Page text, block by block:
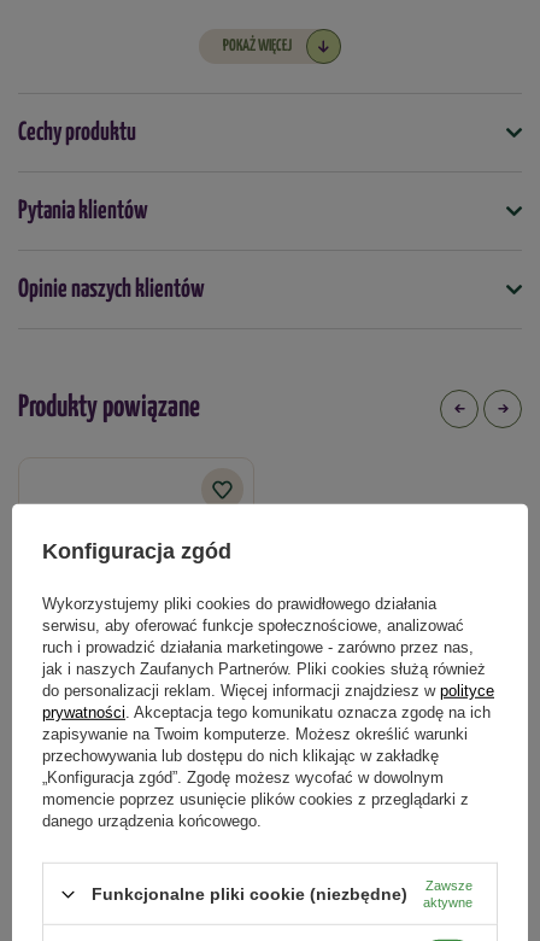
POKAŻ WIĘCEJ
Cechy produktu
Symbol
5905197654720
Podmiot odpowiedzialny za ten produkt na terenie UE
Pytania klientów
Opinie naszych klientów
Produkty powiązane
Sitko Ogrodowe Respana Garden
Sieve Czarne
21,99 zł
Kategorie powiązane
Konfiguracja zgód
Wykorzystujemy pliki cookies do prawidłowego działania
serwisu, aby oferować funkcje społecznościowe, analizować
ruch i prowadzić działania marketingowe - zarówno przez nas,
jak i naszych Zaufanych Partnerów. Pliki cookies służą również
do personalizacji reklam. Więcej informacji znajdziesz w polityce
prywatności . Akceptacja tego komunikatu oznacza zgodę na ich
zapisywanie na Twoim komputerze. Możesz określić warunki
przechowywania lub dostępu do nich klikając w zakładkę
„Konfiguracja zgód”. Zgodę możesz wycofać w dowolnym
momencie poprzez usunięcie plików cookies z przeglądarki z
danego urządzenia końcowego.
Funkcjonalne pliki cookie (niezbędne)
Zawsze
aktywne